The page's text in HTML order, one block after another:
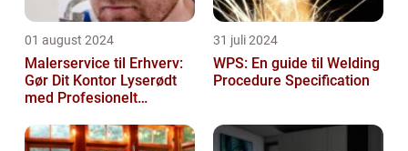
01 august 2024
Malerservice til Erhverv:
Gør Dit Kontor Lyserødt
med Profesionelt
31 juli 2024
WPS: En guide til Welding
Procedure Specification